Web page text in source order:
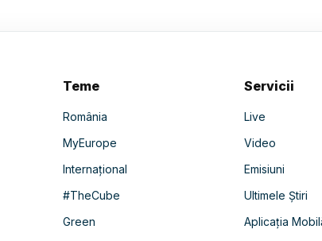
Teme
România
MyEurope
Internațional
#TheCube
Green
Servicii
Live
Video
Emisiuni
Ultimele Știri
Aplicația